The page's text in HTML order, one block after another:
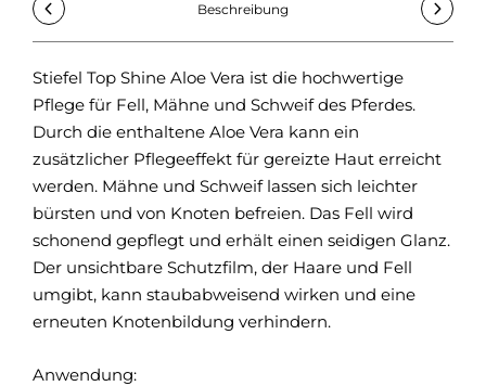
Beschreibung
Stiefel Top Shine Aloe Vera ist die hochwertige
Pflege für Fell, Mähne und Schweif des Pferdes.
Durch die enthaltene Aloe Vera kann ein
zusätzlicher Pflegeeffekt für gereizte Haut erreicht
werden. Mähne und Schweif lassen sich leichter
bürsten und von Knoten befreien. Das Fell wird
schonend gepflegt und erhält einen seidigen Glanz.
Der unsichtbare Schutzfilm, der Haare und Fell
umgibt, kann staubabweisend wirken und eine
erneuten Knotenbildung verhindern.
Anwendung: